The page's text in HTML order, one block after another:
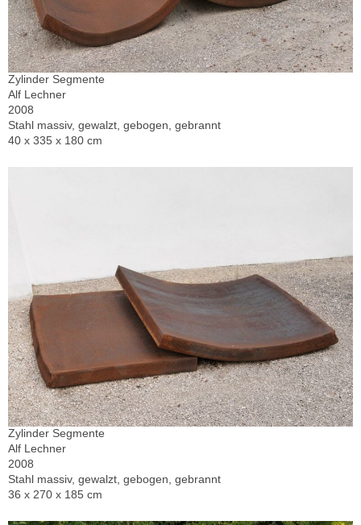
Zylinder Segmente
Alf Lechner
2008
Stahl massiv, gewalzt, gebogen, gebrannt
40 x 335 x 180 cm
Zylinder Segmente
Alf Lechner
2008
Stahl massiv, gewalzt, gebogen, gebrannt
36 x 270 x 185 cm